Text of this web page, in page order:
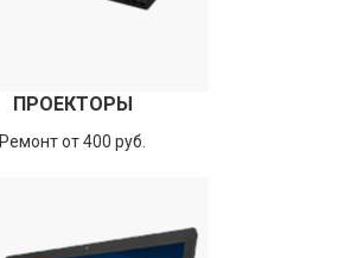
ПРОЕКТОРЫ
Ремонт от 400 руб.